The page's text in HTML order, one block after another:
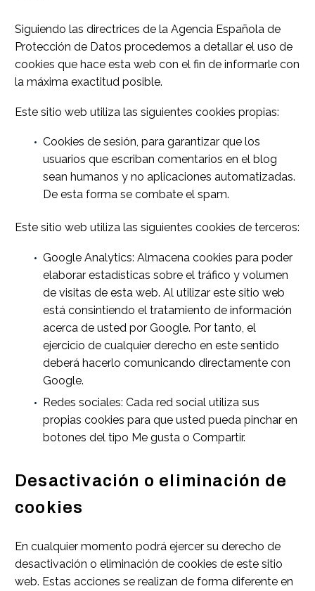
Siguiendo las directrices de la Agencia Española de
Protección de Datos procedemos a detallar el uso de
cookies que hace esta web con el fin de informarle con
la máxima exactitud posible.
Este sitio web utiliza las siguientes cookies propias:
Cookies de sesión, para garantizar que los
usuarios que escriban comentarios en el blog
sean humanos y no aplicaciones automatizadas.
De esta forma se combate el spam.
Este sitio web utiliza las siguientes cookies de terceros:
Google Analytics: Almacena cookies para poder
elaborar estadísticas sobre el tráfico y volumen
de visitas de esta web. Al utilizar este sitio web
está consintiendo el tratamiento de información
acerca de usted por Google. Por tanto, el
ejercicio de cualquier derecho en este sentido
deberá hacerlo comunicando directamente con
Google.
Redes sociales: Cada red social utiliza sus
propias cookies para que usted pueda pinchar en
botones del tipo Me gusta o Compartir.
Desactivación o eliminación de
cookies
En cualquier momento podrá ejercer su derecho de
desactivación o eliminación de cookies de este sitio
web. Estas acciones se realizan de forma diferente en